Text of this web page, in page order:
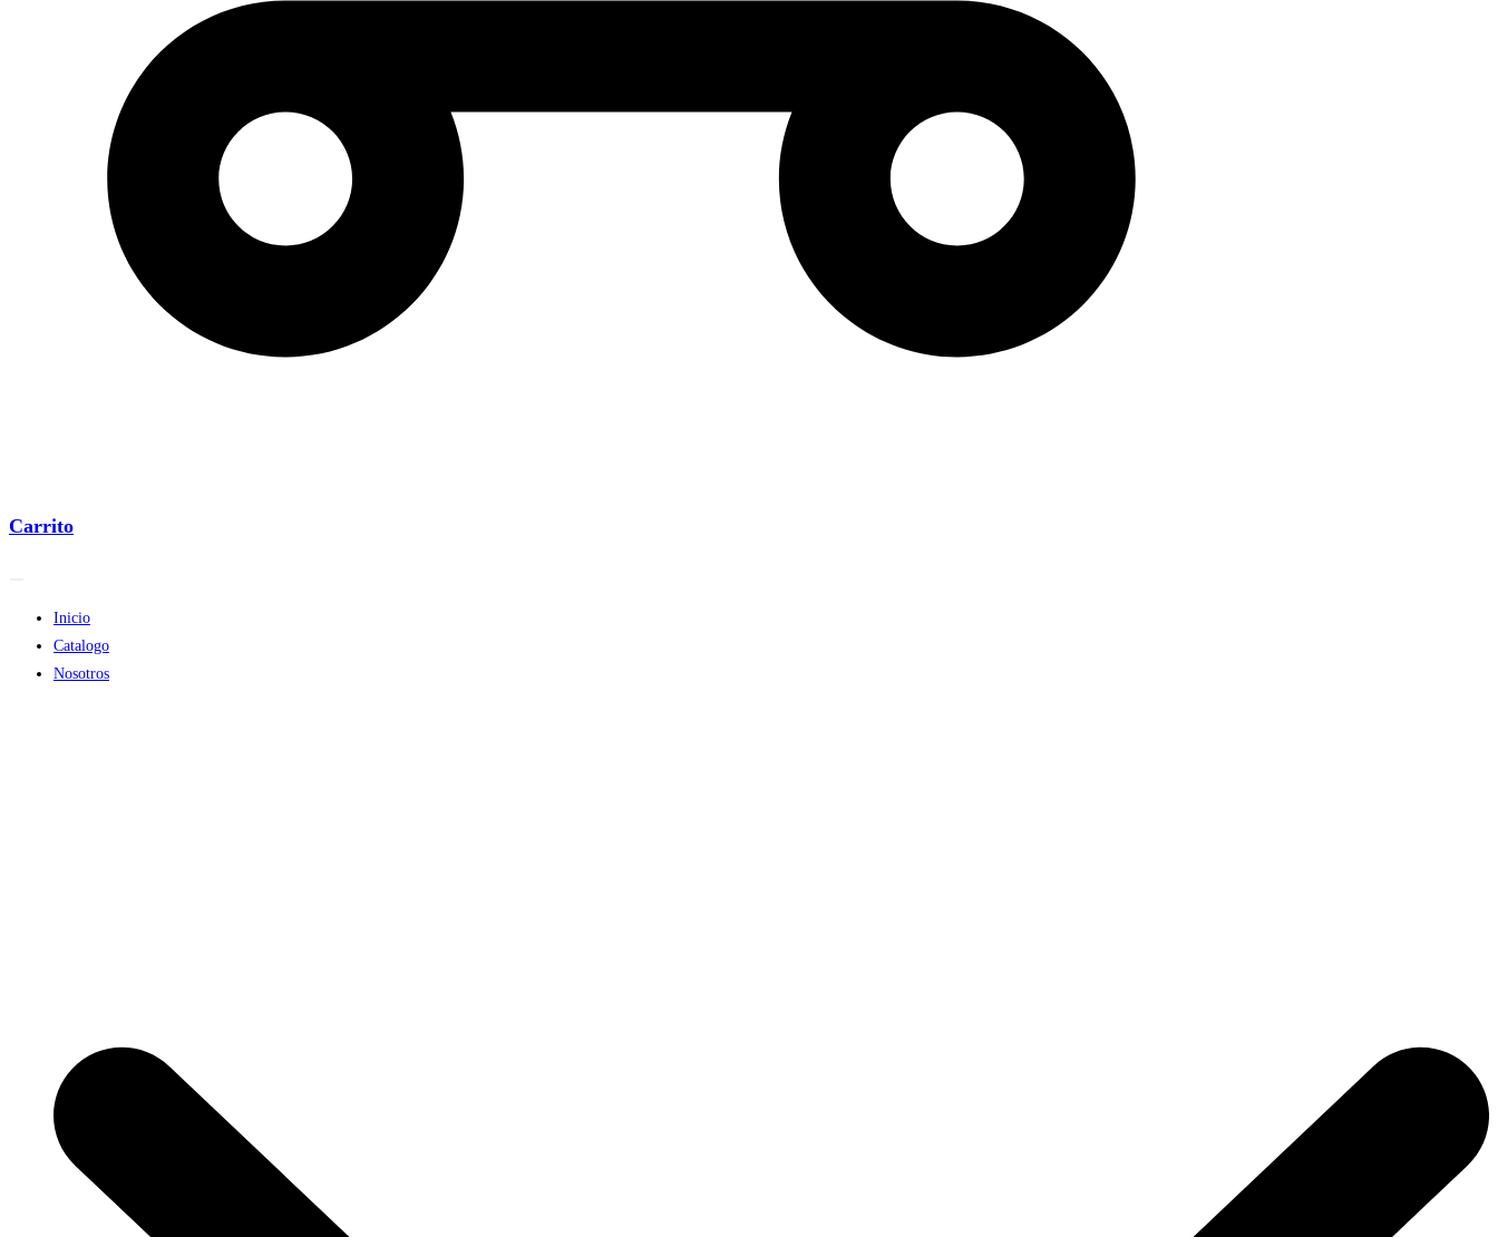
Carrito
Inicio
Catalogo
Nosotros